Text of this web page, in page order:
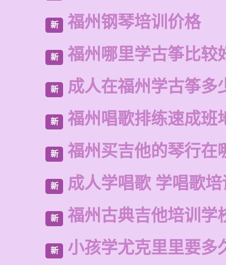
新 福州钢琴培训价格
新 福州哪里学古筝比较
新 成人在福州学古筝多
新 福州唱歌排练速成班
新 福州买吉他的琴行在
新 成人学唱歌 学唱歌
新 福州古典吉他培训学
新 小孩学尤克里里要多